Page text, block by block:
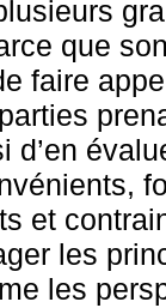
que
faire
d’en
et
les
les